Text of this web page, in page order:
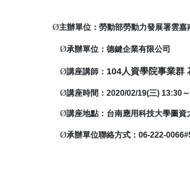
Ø主辦單位：勞動部勞動力發展署雲嘉
Ø承辦單位：德鍵企業有限公司
Ø講座講師： 104人資學院事業群
Ø講座時間：2020/02/19(三) 13:30～
Ø講座地點： 台南應用科技大學圖資
Ø承辦單位聯絡方式：06-222-